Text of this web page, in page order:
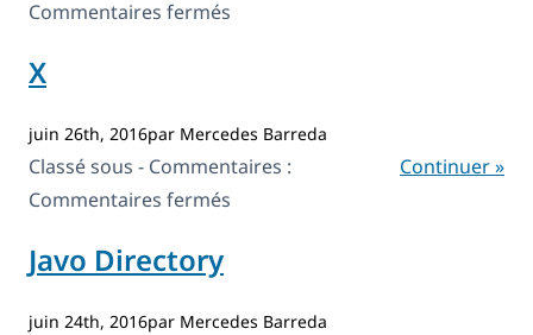
Commentaires fermés
X
juin 26th, 2016par Mercedes Barreda
Continuer »
Classé sous - Commentaires :
Commentaires fermés
Javo Directory
juin 24th, 2016par Mercedes Barreda